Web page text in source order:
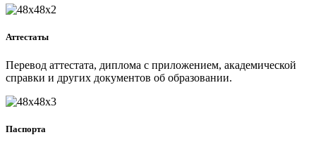
Аттестаты
Перевод аттестата, диплома с приложением, академической
справки и других документов об образовании.
Паспорта